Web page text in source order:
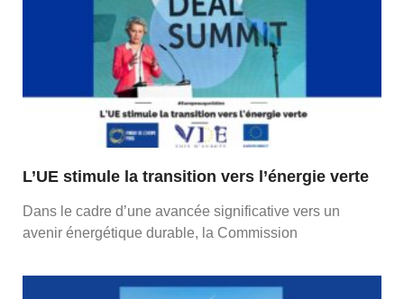
L’UE stimule la transition vers l’énergie verte
Dans le cadre d’une avancée significative vers un
avenir énergétique durable, la Commission